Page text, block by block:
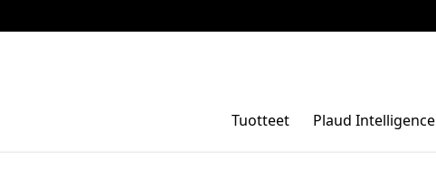
Tuotteet Plaud Intelligence